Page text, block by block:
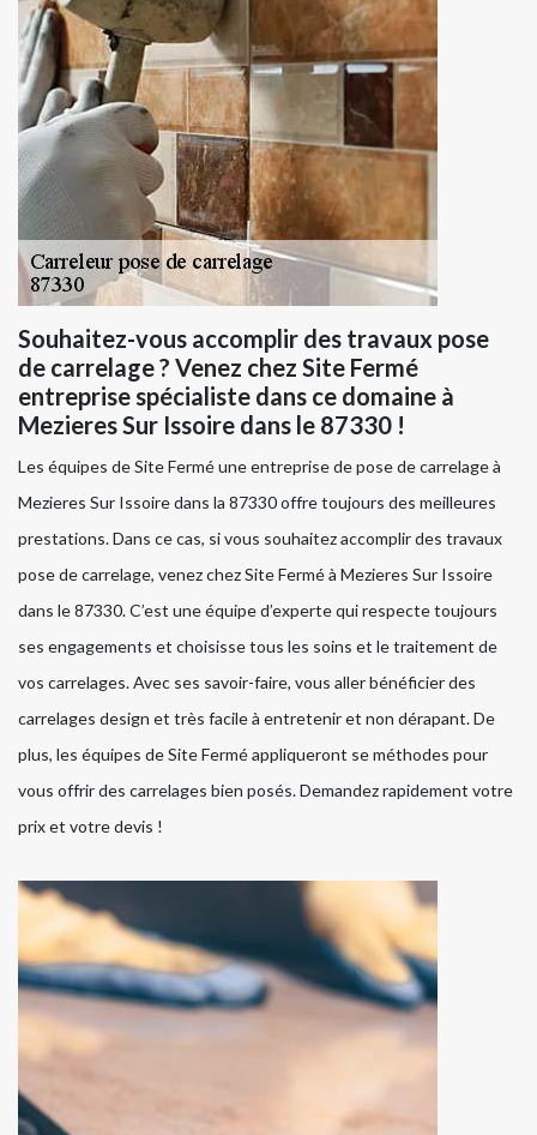
Souhaitez-vous accomplir des travaux pose
de carrelage ? Venez chez Site Fermé
entreprise spécialiste dans ce domaine à
Mezieres Sur Issoire dans le 87330 !
Les équipes de Site Fermé une entreprise de pose de carrelage à
Mezieres Sur Issoire dans la 87330 offre toujours des meilleures
prestations. Dans ce cas, si vous souhaitez accomplir des travaux
pose de carrelage, venez chez Site Fermé à Mezieres Sur Issoire
dans le 87330. C’est une équipe d’experte qui respecte toujours
ses engagements et choisisse tous les soins et le traitement de
vos carrelages. Avec ses savoir-faire, vous aller bénéficier des
carrelages design et très facile à entretenir et non dérapant. De
plus, les équipes de Site Fermé appliqueront se méthodes pour
vous offrir des carrelages bien posés. Demandez rapidement votre
prix et votre devis !